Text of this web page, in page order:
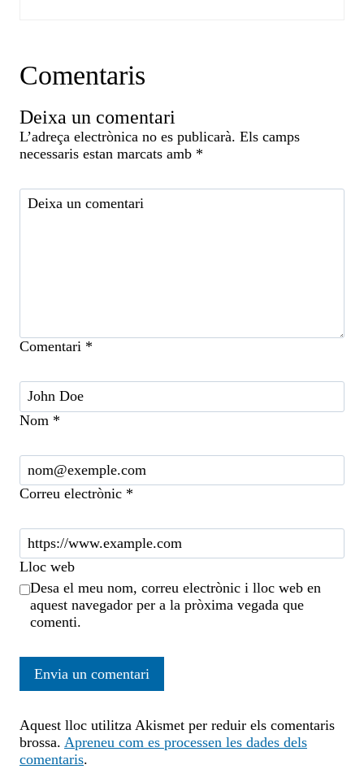
Comentaris
Deixa un comentari
L’adreça electrònica no es publicarà. Els camps
necessaris estan marcats amb *
Comentari *
Nom *
Correu electrònic *
Lloc web
Desa el meu nom, correu electrònic i lloc web en
aquest navegador per a la pròxima vegada que
comenti.
Aquest lloc utilitza Akismet per reduir els comentaris
brossa. Apreneu com es processen les dades dels
comentaris.